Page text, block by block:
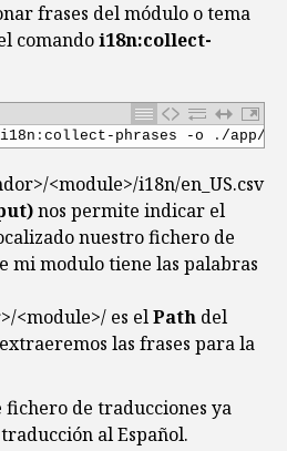
frases del módulo o tema
comandoi18n:collect-
i18n : collect - phrases -o . /app/
<module>/i18n/en_US.csv
nos permite indicar el
nuestro fichero de
mi modulo tiene las palabras
<module>/ es elPath del
las frases para la
fichero de traducciones ya
al Español.